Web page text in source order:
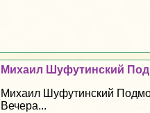
Михаил Шуфутинский
Михаил Шуфутинский
Вечера...